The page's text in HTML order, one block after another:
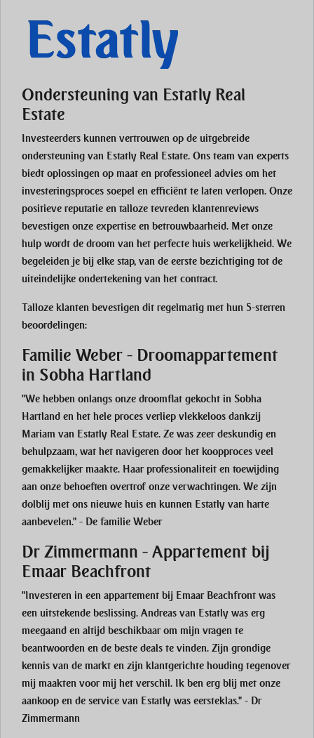
Ondersteuning van Estatly Real
Estate
Investeerders kunnen vertrouwen op de uitgebreide
ondersteuning van Estatly Real Estate. Ons team van experts
biedt oplossingen op maat en professioneel advies om het
investeringsproces soepel en efficiënt te laten verlopen. Onze
positieve reputatie en talloze tevreden klantenreviews
bevestigen onze expertise en betrouwbaarheid. Met onze
hulp wordt de droom van het perfecte huis werkelijkheid. We
begeleiden je bij elke stap, van de eerste bezichtiging tot de
uiteindelijke ondertekening van het contract.
Talloze klanten bevestigen dit regelmatig met hun 5-sterren
beoordelingen:
Familie Weber - Droomappartement
in Sobha Hartland
"We hebben onlangs onze droomflat gekocht in Sobha
Hartland en het hele proces verliep vlekkeloos dankzij
Mariam van Estatly Real Estate. Ze was zeer deskundig en
behulpzaam, wat het navigeren door het koopproces veel
gemakkelijker maakte. Haar professionaliteit en toewijding
aan onze behoeften overtrof onze verwachtingen. We zijn
dolblij met ons nieuwe huis en kunnen Estatly van harte
aanbevelen." - De familie Weber
Dr Zimmermann - Appartement bij
Emaar Beachfront
"Investeren in een appartement bij Emaar Beachfront was
een uitstekende beslissing. Andreas van Estatly was erg
meegaand en altijd beschikbaar om mijn vragen te
beantwoorden en de beste deals te vinden. Zijn grondige
kennis van de markt en zijn klantgerichte houding tegenover
mij maakten voor mij het verschil. Ik ben erg blij met onze
aankoop en de service van Estatly was eersteklas." - Dr
Zimmermann